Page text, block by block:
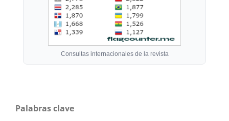
Consultas internacionales de la revista
Palabras clave